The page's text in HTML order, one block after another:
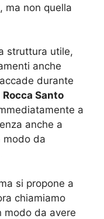
ma non quella
struttura utile,
anche
durante
Santo
a
anche a
modo da
si propone a
chiamiamo
modo da avere